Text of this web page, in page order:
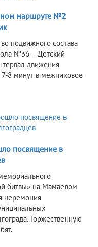
маршруте №2
подвижного состава
№36 – Детский
движения
8 минут в межпиковое
посвящение в
битвы» на Мамаевом
церемония
Торжественную